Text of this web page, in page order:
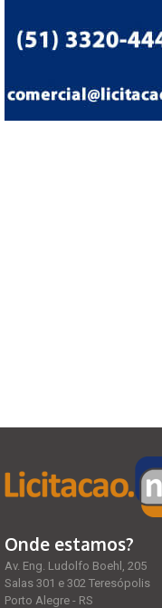
Onde estamos?
Av. Eng. Ludolfo Boehl, 205
Salas 301 e 302 Teresópolis
Porto Alegre - RS